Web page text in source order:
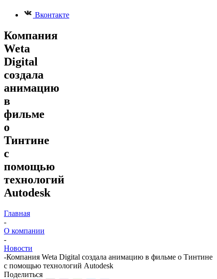
Вконтакте
Компания
Weta
Digital
создала
анимацию
в
фильме
о
Тинтине
с
помощью
технологий
Autodesk
Главная
-
О компании
-
Новости
-Компания Weta Digital создала анимацию в фильме о Тинтине
с помощью технологий Autodesk
Поделиться